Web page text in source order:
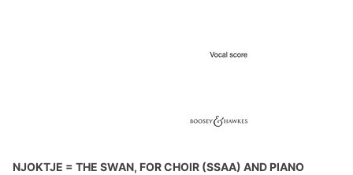
NJOKTJE = THE SWAN, FOR CHOIR (SSAA) AND PIANO